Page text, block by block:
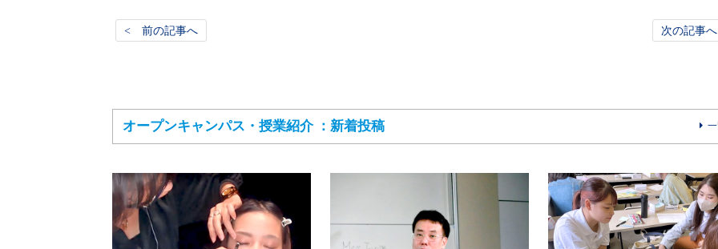
< 前の記事へ 次の記事
オープンキャンパス・授業紹介 ：新着投稿